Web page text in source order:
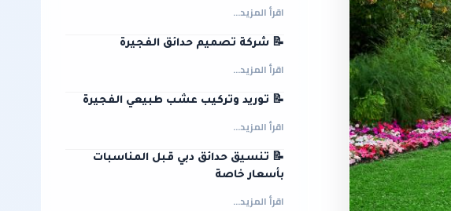
اقرأ المزيد...
📝 شركة تصميم حدائق الفجيرة
اقرأ المزيد...
📝 توريد وتركيب عشب طبيعي الفجيرة
اقرأ المزيد...
📝 تنسيق حدائق دبي قبل المناسبات
بأسعار خاصة
اقرأ المزيد...